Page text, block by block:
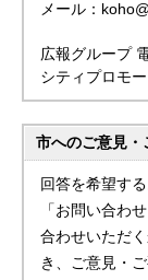
メール：
広報グループ
シティプロモ
市へのご意見・
回答を希望す
「お問い合わ
合わせいただ
き、ご意見・